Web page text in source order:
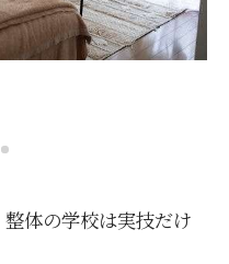
体の学校は実技だけ